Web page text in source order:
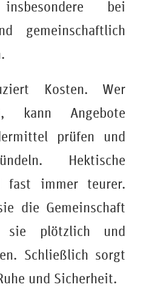
bei
gemeinschaftlich
Kosten. Wer
kann Angebote
prüfen und
Hektische
fast immer teurer.
die Gemeinschaft
sie plötzlich und
Schließlich sorgt
und Sicherheit.